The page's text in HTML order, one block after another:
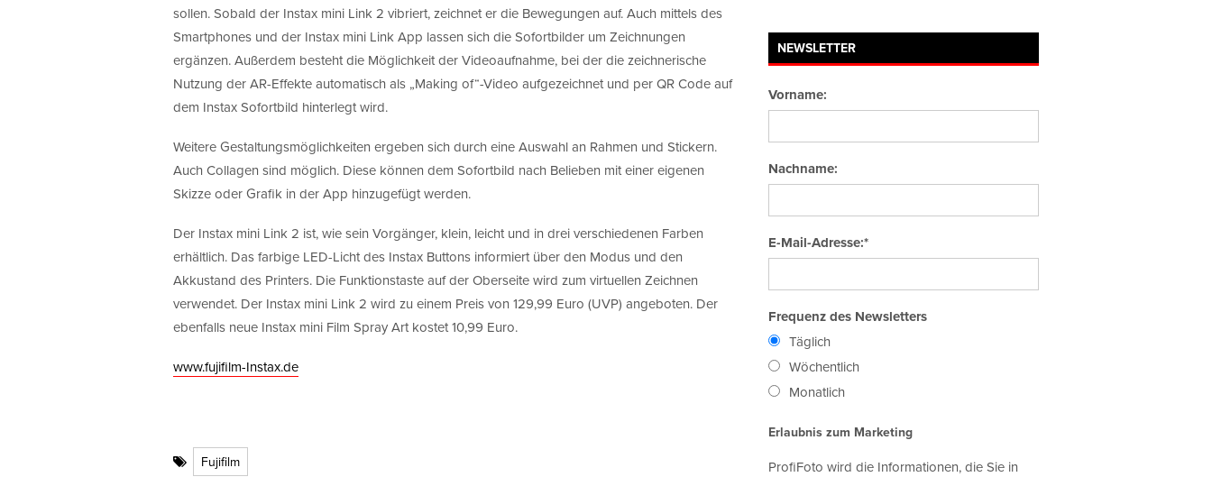
sollen. Sobald der Instax mini Link 2 vibriert, zeichnet er die Bewegungen auf. Auch mittels des
Smartphones und der Instax mini Link App lassen sich die Sofortbilder um Zeichnungen
ergänzen. Außerdem besteht die Möglichkeit der Videoaufnahme, bei der die zeichnerische
Nutzung der AR-Effekte automatisch als „Making of“-Video aufgezeichnet und per QR Code auf
dem Instax Sofortbild hinterlegt wird.
Weitere Gestaltungsmöglichkeiten ergeben sich durch eine Auswahl an Rahmen und Stickern.
Auch Collagen sind möglich. Diese können dem Sofortbild nach Belieben mit einer eigenen
Skizze oder Grafik in der App hinzugefügt werden.
Der Instax mini Link 2 ist, wie sein Vorgänger, klein, leicht und in drei verschiedenen Farben
erhältlich. Das farbige LED-Licht des Instax Buttons informiert über den Modus und den
Akkustand des Printers. Die Funktionstaste auf der Oberseite wird zum virtuellen Zeichnen
verwendet. Der Instax mini Link 2 wird zu einem Preis von 129,99 Euro (UVP) angeboten. Der
ebenfalls neue Instax mini Film Spray Art kostet 10,99 Euro.
www.fujifilm-Instax.de
Fujifilm
NEWSLETTER
Vorname:
Nachname:
E-Mail-Adresse:*
Frequenz des Newsletters
Täglich
Wöchentlich
Monatlich
Erlaubnis zum Marketing
ProfiFoto wird die Informationen, die Sie in